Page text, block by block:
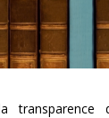
transparence